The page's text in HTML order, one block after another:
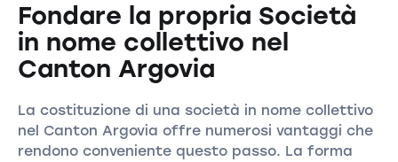
Fondare la propria Società
in nome collettivo nel
Canton Argovia
La costituzione di una società in nome collettivo
nel Canton Argovia offre numerosi vantaggi che
rendono conveniente questo passo. La forma